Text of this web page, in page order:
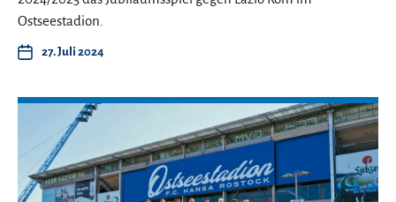
Ostseestadion.
27. Juli 2024